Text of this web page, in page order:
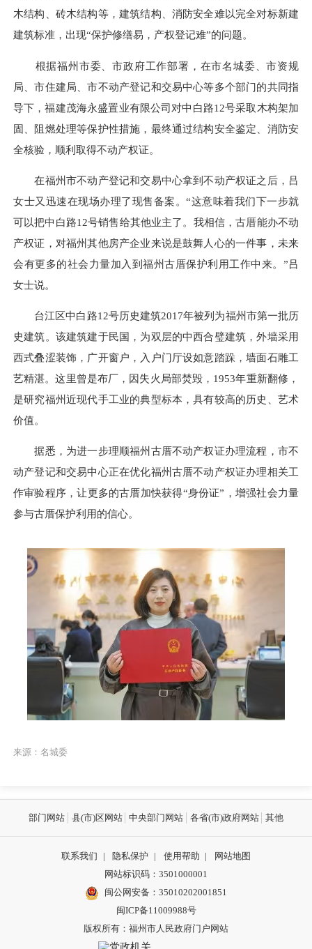
木结构、砖木结构等，建筑结构、消防安全难以完全对标新建
建筑标准，出现“保护修缮易，产权登记难”的问题。
根据福州市委、市政府工作部署，在市名城委、市资规
局、市住建局、市不动产登记和交易中心等多个部门的共同指
导下，福建茂海永盛置业有限公司对中白路12号采取木构架加
固、阻燃处理等保护性措施，最终通过结构安全鉴定、消防安
全核验，顺利取得不动产权证。
在福州市不动产登记和交易中心拿到不动产权证之后，吕
女士又迅速在现场办理了现售备案。“这意味着我们下一步就
可以把中白路12号销售给其他业主了。我相信，古厝能办不动
产权证，对福州其他房产企业来说是鼓舞人心的一件事，未来
会有更多的社会力量加入到福州古厝保护利用工作中来。”吕
女士说。
台江区中白路12号历史建筑2017年被列为福州市第一批历
史建筑。该建筑建于民国，为双层的中西合璧建筑，外墙采用
西式叠涩装饰，广开窗户，入户门厅设如意踏跺，墙面石雕工
艺精湛。这里曾是布厂，因失火局部焚毁，1953年重新翻修，
是研究福州近现代手工业的典型标本，具有较高的历史、艺术
价值。
据悉，为进一步理顺福州古厝不动产权证办理流程，市不
动产登记和交易中心正在优化福州古厝不动产权证办理相关工
作审验程序，让更多的古厝加快获得“身份证”，增强社会力量
参与古厝保护利用的信心。
来源：名城委
部门网站 县(市)区网站 中央部门网站 各省(市)政府网站 其他
联系我们 | 隐私保护 | 使用帮助 |
网站地图
网站标识码：3501000001
闽公网安备： 35010202001851
闽ICP备11009988号
版权所有：福州市人民政府门户网站